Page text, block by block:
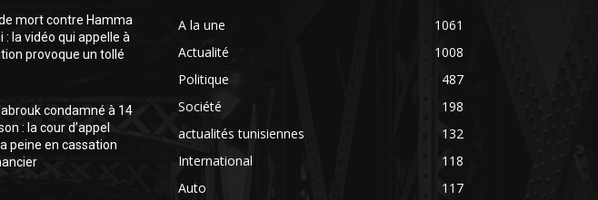
mort contre Hamma
: la vidéo qui appelle à
provoque un tollé
condamné à 14
: la cour d’appel
peine en cassation
A la une
1061
Actualité
1008
Politique
487
Société
198
actualités tunisiennes
132
International
118
Auto
117